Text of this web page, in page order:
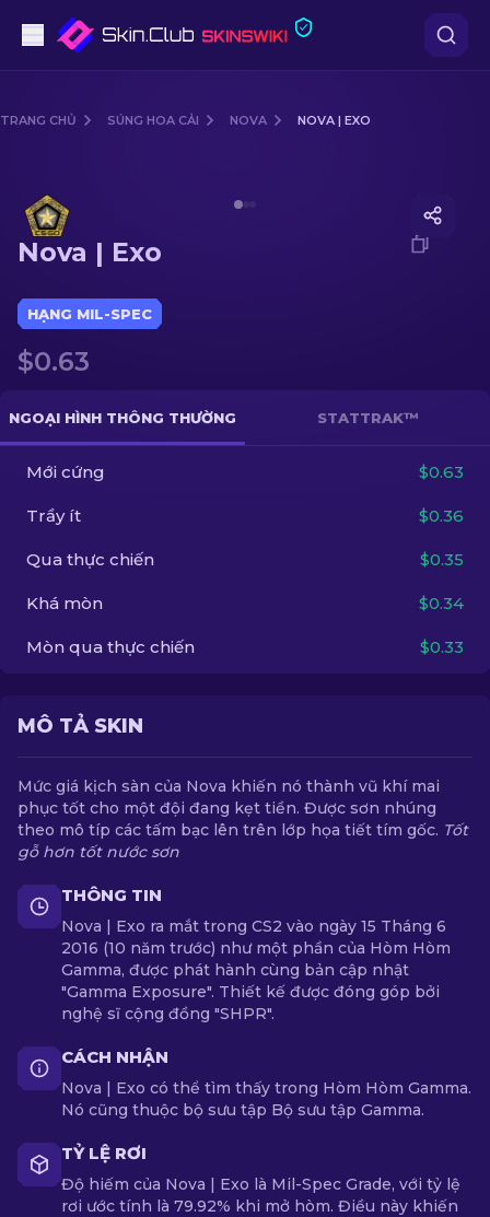
Súng trường
Súng trường Bắn tỉa
Dao
Găng tay
Hòm
Khác
TRANG CHỦ SÚNG HOA CẢI NOVA NOVA | EXO
Nova | Exo
HẠNG MIL-SPEC
$0.63
NGOẠI HÌNH THÔNG THƯỜNG STATTRAK™
Mới cứng $0.63
Trầy ít $0.36
Qua thực chiến $0.35
Khá mòn $0.34
Mòn qua thực chiến $0.33
MÔ TẢ SKIN
Mức giá kịch sàn của Nova khiến nó thành vũ khí mai
phục tốt cho một đội đang kẹt tiền. Được sơn nhúng
theo mô típ các tấm bạc lên trên lớp họa tiết tím gốc. Tốt
gỗ hơn tốt nước sơn
THÔNG TIN
Nova | Exo ra mắt trong CS2 vào ngày 15 Tháng 6
2016 (10 năm trước) như một phần của Hòm Hòm
Gamma, được phát hành cùng bản cập nhật
"Gamma Exposure". Thiết kế được đóng góp bởi
nghệ sĩ cộng đồng "SHPR".
CÁCH NHẬN
Nova | Exo có thể tìm thấy trong Hòm Hòm Gamma.
Nó cũng thuộc bộ sưu tập Bộ sưu tập Gamma.
TỶ LỆ RƠI
Độ hiếm của Nova | Exo là Mil-Spec Grade, với tỷ lệ
rơi ước tính là 79.92% khi mở hòm. Điều này khiến